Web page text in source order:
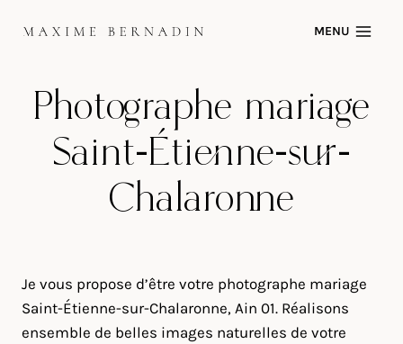
MENU
Photographe mariage
Saint-Étienne-sur-
Chalaronne
Je vous propose d’être votre photographe mariage
Saint-Étienne-sur-Chalaronne, Ain 01. Réalisons
ensemble de belles images naturelles de votre